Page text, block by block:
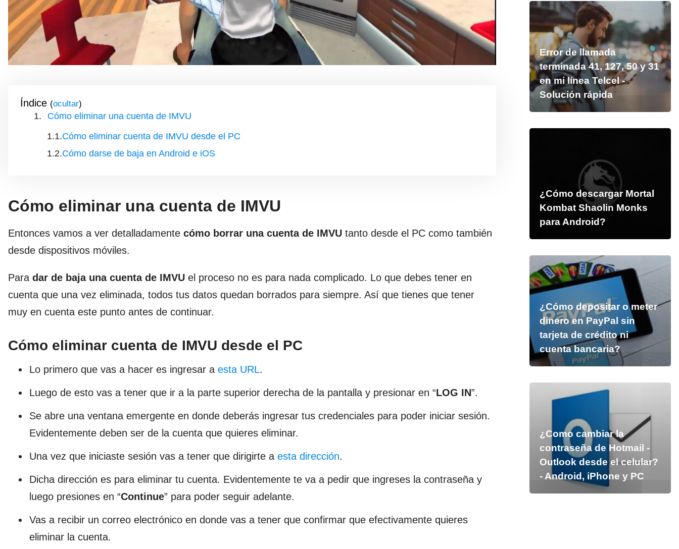
Índice ( )
Cómo eliminar una cuenta de IMVU
Cómo eliminar cuenta de IMVU desde el PC
Cómo darse de baja en Android e iOS
Cómo eliminar una cuenta de IMVU
Entonces vamos a ver detalladamente cómo borrar una cuenta de IMVU tanto desde el PC como también
desde dispositivos móviles.
Para dar de baja una cuenta de IMVU el proceso no es para nada complicado. Lo que debes tener en
cuenta que una vez eliminada, todos tus datos quedan borrados para siempre. Así que tienes que tener
muy en cuenta este punto antes de continuar.
Cómo eliminar cuenta de IMVU desde el PC
Lo primero que vas a hacer es ingresar a esta URL.
Luego de esto vas a tener que ir a la parte superior derecha de la pantalla y presionar en “LOG IN”.
Se abre una ventana emergente en donde deberás ingresar tus credenciales para poder iniciar sesión.
Evidentemente deben ser de la cuenta que quieres eliminar.
Una vez que iniciaste sesión vas a tener que dirigirte a esta dirección.
Dicha dirección es para eliminar tu cuenta. Evidentemente te va a pedir que ingreses la contraseña y
luego presiones en “Continue” para poder seguir adelante.
Vas a recibir un correo electrónico en donde vas a tener que confirmar que efectivamente quieres
eliminar la cuenta.
Error de llamada
terminada 41, 127, 50 y 31
en mi línea Telcel -
Solución rápida
¿Cómo descargar Mortal
Kombat Shaolin Monks
para Android?
¿Cómo depositar o meter
dinero en PayPal sin
tarjeta de crédito ni
cuenta bancaria?
¿Como cambiar la
contraseña de Hotmail -
Outlook desde el celular?
- Android, iPhone y PC